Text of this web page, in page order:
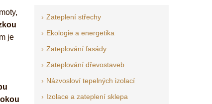
je
Zateplení střechy
Ekologie a energetika
Zateplování fasády
Zateplování dřevostaveb
Názvosloví tepelných izolací
Izolace a zateplení sklepa